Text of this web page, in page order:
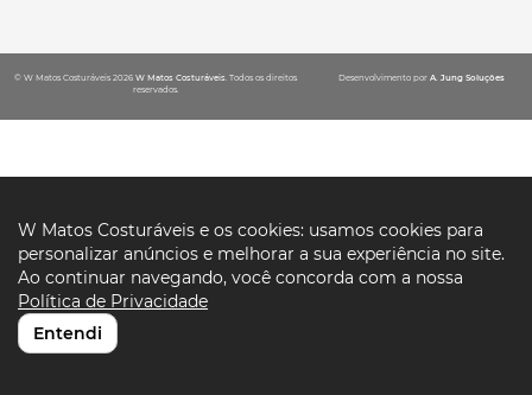
© W Matos Costuráveis 2026 W Matos Costuráveis. Todos os direitos
reservados.
Desenvolvimento por A. Jung Soluções
W Matos Costuráveis e os cookies: usamos cookies para
personalizar anúncios e melhorar a sua experiência no site.
Ao continuar navegando, você concorda com a nossa
Política de Privacidade
Entendi